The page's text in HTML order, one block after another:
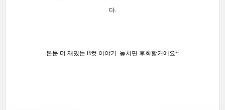
다.
본문 더 재밌는 B컷 이야기. 놓치면 후회할거에요~